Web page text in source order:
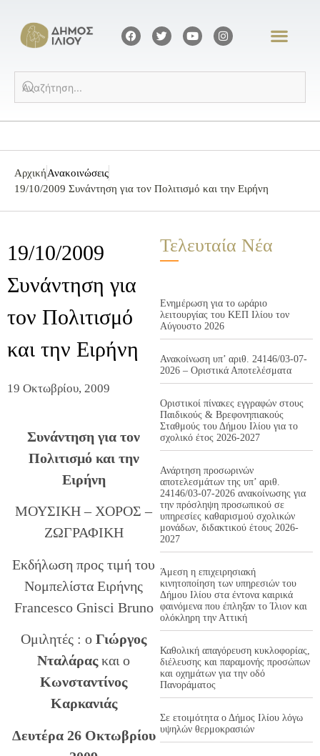
ΑρχικήΑνακοινώσεις
19/10/2009 Συνάντηση για τον Πολιτισμό και την Ειρήνη
19/10/2009
Συνάντηση για
τον Πολιτισμό
και την Ειρήνη
19 Οκτωβρίου, 2009
Συνάντηση για τον
Πολιτισμό και την
Ειρήνη
ΜΟΥΣΙΚΗ – ΧΟΡΟΣ –
ΖΩΓΡΑΦΙΚΗ
Εκδήλωση προς τιμή του
Νομπελίστα Ειρήνης
Francesco Gnisci Bruno
Ομιλητές : ο Γιώργος
Νταλάραςκαι ο
Κωνσταντίνος
Καρκανιάς
Δευτέρα 26 Οκτωβρίου
Τελευταία Νέα
Ενημέρωση για το ωράριο
λειτουργίας του ΚΕΠ Ιλίου τον
Αύγουστο 2026
Ανακοίνωση υπ’ αριθ. 24146/03-07-
2026 – Οριστικά Αποτελέσματα
Οριστικοί πίνακες εγγραφών στους
Παιδικούς & Βρεφονηπιακούς
Σταθμούς του Δήμου Ιλίου για το
σχολικό έτος 2026-2027
Ανάρτηση προσωρινών
αποτελεσμάτων της υπ’ αριθ.
24146/03-07-2026 ανακοίνωσης για
την πρόσληψη προσωπικού σε
υπηρεσίες καθαρισμού σχολικών
μονάδων, διδακτικού έτους 2026-
2027
Άμεση η επιχειρησιακή
κινητοποίηση των υπηρεσιών του
Δήμου Ιλίου στα έντονα καιρικά
φαινόμενα που έπληξαν το Ίλιον και
ολόκληρη την Αττική
Καθολική απαγόρευση κυκλοφορίας,
διέλευσης και παραμονής προσώπων
και οχημάτων για την οδό
Πανοράματος
Σε ετοιμότητα ο Δήμος Ιλίου λόγω
υψηλών θερμοκρασιών